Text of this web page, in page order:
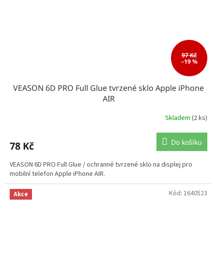
97 Kč
–19 %
VEASON 6D PRO Full Glue tvrzené sklo Apple iPhone
AIR
Skladem (2 ks)
78 Kč Do košíku
VEASON 6D PRO Full Glue / ochranné tvrzené sklo na displej pro
mobilní telefon Apple iPhone AIR.
Akce Kód: 1640523